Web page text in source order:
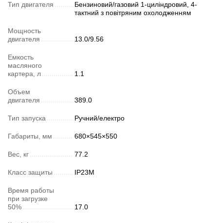
Тип двигателя
Бензиновий/газовий 1-циліндровий, 4-
тактний з повітряним охолодженням
Мощность
двигателя
13.0/9.56
Емкость
масляного
картера, л
1.1
Объем
двигателя
389.0
Тип запуска Ручний/електро
Габариты, мм 680×545×550
Вес, кг 77.2
Класс защиты IP23M
Время работы
при загрузке
50%
17.0